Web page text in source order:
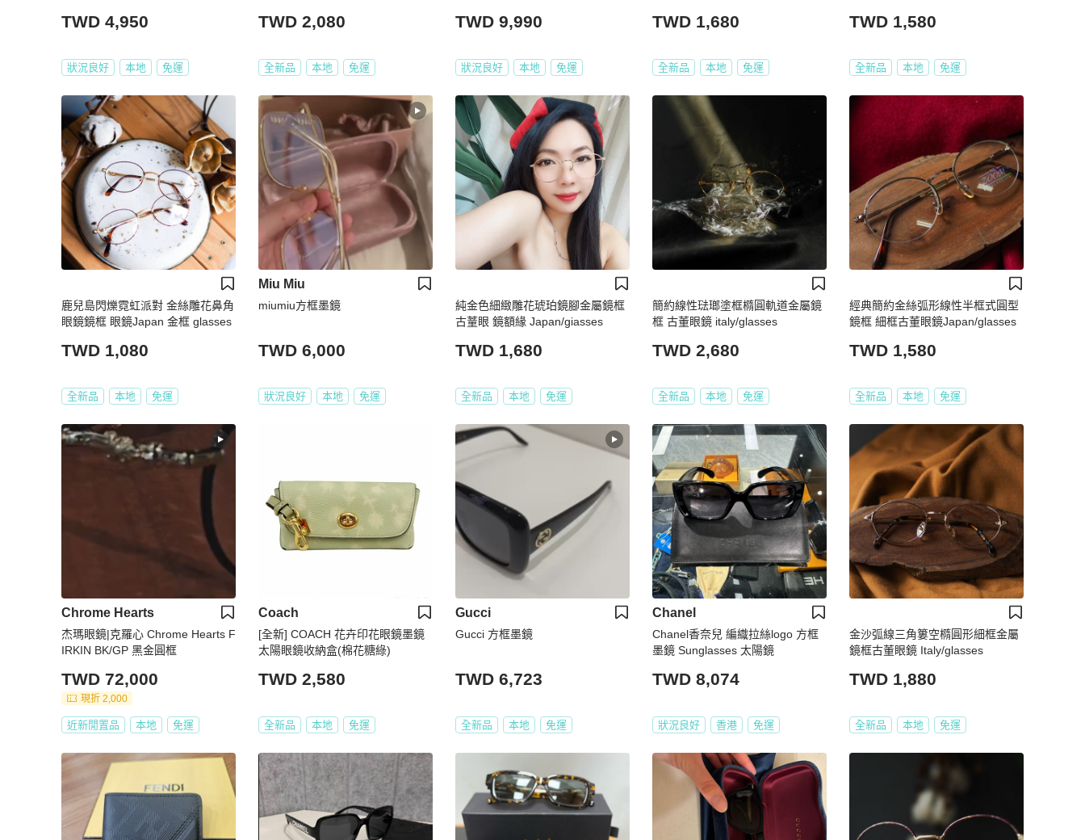
TWD 4,950
狀況良好 本地 免運
TWD 2,080
全新品 本地 免運
TWD 9,990
狀況良好 本地 免運
TWD 1,680
全新品 本地 免運
TWD 1,580
全新品 本地 免運
鹿兒島閃爍霓虹派對 金絲雕花鼻角
眼鏡鏡框 眼鏡Japan 金框 glasses
TWD 1,080
全新品 本地 免運
Miu Miu
miumiu方框墨鏡
TWD 6,000
狀況良好 本地 免運
純金色細緻雕花琥珀鏡腳金屬鏡框
古蕫眼 鏡額緣 Japan/giasses
TWD 1,680
全新品 本地 免運
簡約線性琺瑯塗框橢圓軌道金屬鏡
框 古董眼鏡 italy/glasses
TWD 2,680
全新品 本地 免運
經典簡約金絲弧形線性半框式圓型
鏡框 細框古董眼鏡Japan/glasses
TWD 1,580
全新品 本地 免運
Chrome Hearts
杰瑪眼鏡|克羅心 Chrome Hearts F
IRKIN BK/GP 黑金圓框
TWD 72,000
現折 2,000
近新閒置品 本地 免運
Coach
[全新] COACH 花卉印花眼鏡墨鏡
太陽眼鏡收納盒(棉花糖綠)
TWD 2,580
全新品 本地 免運
Gucci
Gucci 方框墨鏡
TWD 6,723
全新品 本地 免運
Chanel
Chanel香奈兒 編織拉絲logo 方框
墨鏡 Sunglasses 太陽鏡
TWD 8,074
狀況良好 香港 免運
金沙弧線三角簍空橢圓形細框金屬
鏡框古董眼鏡 Italy/glasses
TWD 1,880
全新品 本地 免運